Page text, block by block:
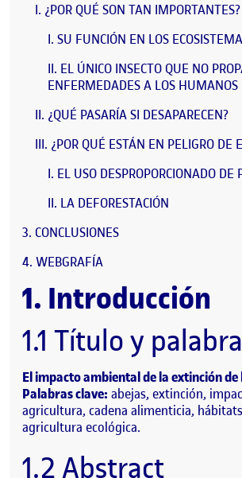
¿POR QUÉ SON TAN IMPORTANTES?
SU FUNCIÓN EN LOS
EL ÚNICO INSECTO QUE NO
ENFERMEDADES A LOS HUMANOS
¿QUÉ PASARÍA SI DESAPARECEN?
¿POR QUÉ ESTÁN EN PELIGRO DE
EL USO DESPROPORCIONADO DE
LA DEFORESTACIÓN
CONCLUSIONES
WEBGRAFÍA
1. Introducción
1.1 Título y
El impacto ambiental de la extinción de
Palabras clave: abejas, extinción,
agricultura, cadena alimenticia,
agricultura ecológica.
1.2 Abstract